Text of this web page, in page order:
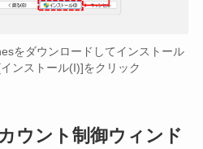
をダウンロードしてインストール
ンストール(I)]をクリック
ウント制御ウィンド